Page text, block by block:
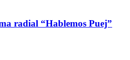
radial “Hablemos Puej”